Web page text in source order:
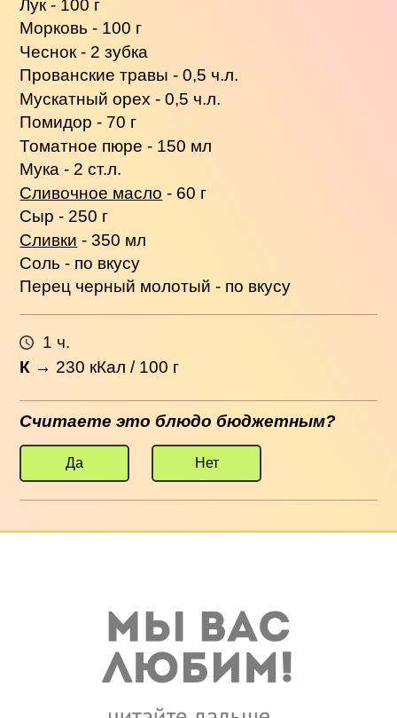
Лук - 100 г
Морковь - 100 г
Чеснок - 2 зубка
Прованские травы - 0,5 ч.л.
Мускатный орех - 0,5 ч.л.
Помидор - 70 г
Томатное пюре - 150 мл
Мука - 2 ст.л.
Сливочное масло - 60 г
Сыр - 250 г
Сливки - 350 мл
Соль - по вкусу
Перец черный молотый - по вкусу
1 ч.
К → 230 кКал / 100 г
Считаете это блюдо бюджетным?
Да Нет